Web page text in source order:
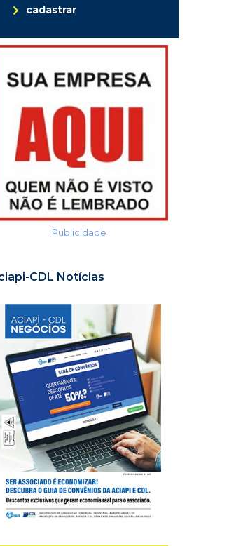
cadastrar
Publicidade
CDL Notícias